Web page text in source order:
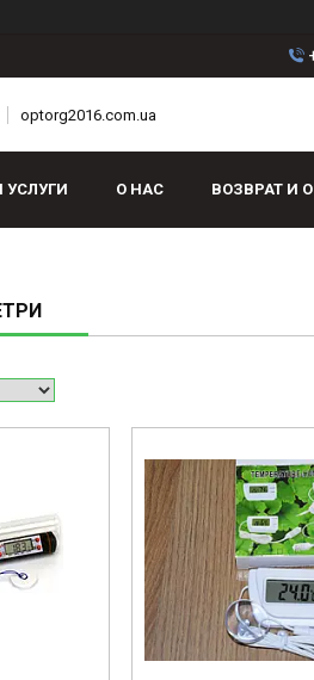
optorg2016.com.ua
УСЛУГИ О НАС ВОЗВРАТ И
4-5